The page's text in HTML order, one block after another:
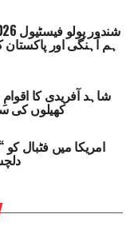
ہم آہنگی اور
شاہد آفریدی کا
کھیلوں کی
امریکا میں فٹبال